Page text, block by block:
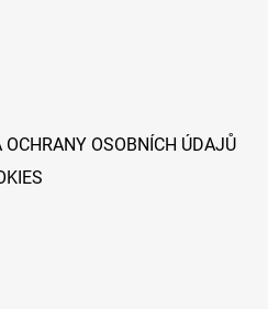
OSOBNÍCH ÚDAJŮ